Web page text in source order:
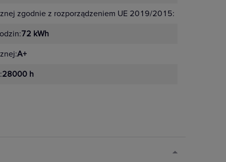
zgodnie z rozporządzeniem UE 2019/2015:G
72 kWh
A+
28000 h